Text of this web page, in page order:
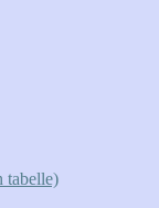
tabelle)